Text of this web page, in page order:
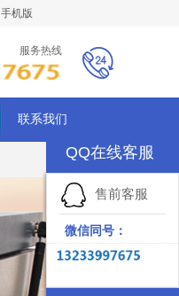
手机版
服务热线
联系我们
QQ在线客服
售前客服
微信同号：